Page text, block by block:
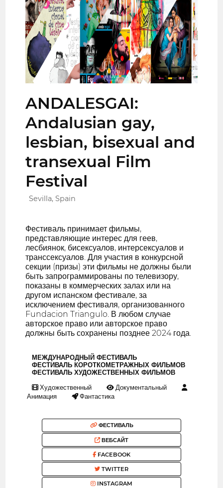
ANDALESGAI:
Andalusian gay,
lesbian, bisexual and
transexual Film
Festival
Sevilla, Spain
Фестиваль принимает фильмы,
представляющие интерес для геев,
лесбиянок, бисексуалов, интерсексуалов и
транссексуалов. Для участия в конкурсной
секции (призы) эти фильмы не должны были
быть запрограммированы по телевизору,
показаны в коммерческих залах или на
другом испанском фестивале, за
исключением фестиваля, организованного
Fundacion Triangulo. В любом случае
авторское право или авторское право
должны быть сохранены позднее 2024 года.
МЕЖДУНАРОДНЫЙ ФЕСТИВАЛЬ
ФЕСТИВАЛЬ КОРОТКОМЕТРАЖНЫХ ФИЛЬМОВ
ФЕСТИВАЛЬ ХУДОЖЕСТВЕННЫХ ФИЛЬМОВ
Художественный
Документальный
Анимация
Фантастика
ФЕСТИВАЛЬ
ВЕБСАЙТ
FACEBOOK
TWITTER
INSTAGRAM